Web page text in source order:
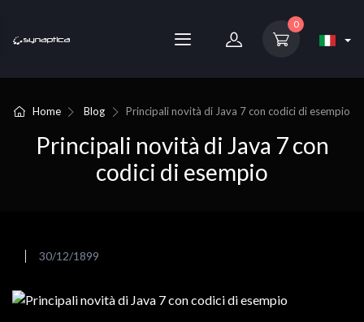
0
Home Blog Principali novità di Java 7 con codici di esempio
Principali novità di Java 7 con
codici di esempio
30/12/1899